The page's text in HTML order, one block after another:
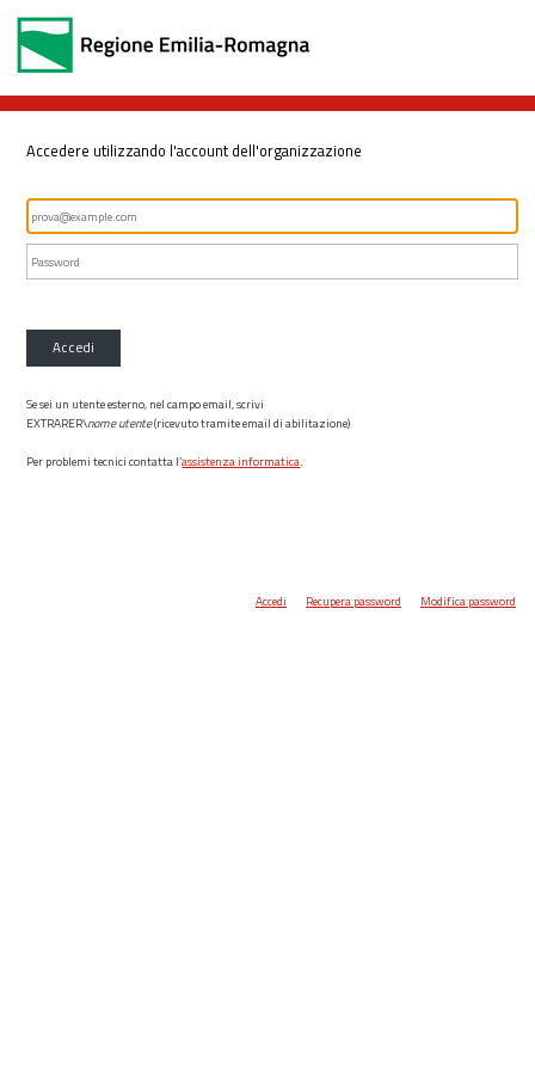
Accedere utilizzando l'account dell'organizzazione
Accedi
Se sei un utente esterno, nel campo email, scrivi
EXTRARER\nome utente(ricevuto tramite email di abilitazione)
Per problemi tecnici contatta l’assistenza informatica.
Accedi Recupera password Modifica password